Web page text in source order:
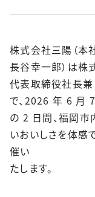
株式会社三陽（本
長谷幸一郎）は株
代表取締役社長兼
で、2026 年 6 月 7
の 2 日間、福岡市
いおいしさを体感
催い
たします。